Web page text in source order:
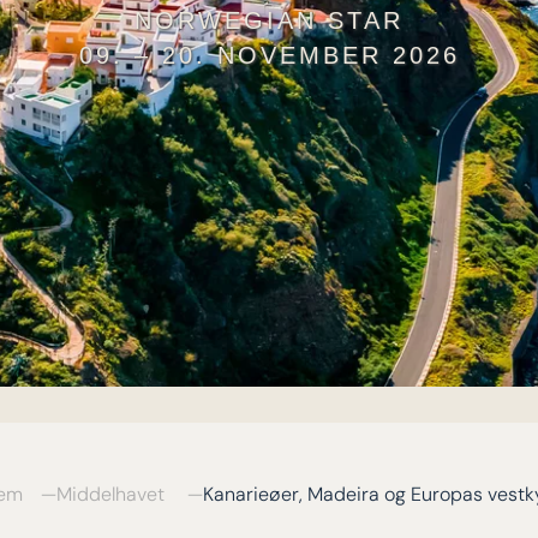
NORWEGIAN STAR
09. – 20. NOVEMBER 2026
Middelhavet Kanarieøer, Madeira og Europas